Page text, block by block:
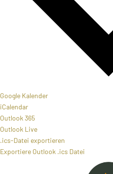
Google Kalender
iCalendar
Outlook 365
Outlook Live
.ics-Datei exportieren
Exportiere Outlook .ics Datei